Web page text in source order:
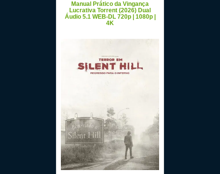
Manual Prático da Vingança
Lucrativa Torrent (2026) Dual
Áudio 5.1 WEB-DL 720p | 1080p |
4K